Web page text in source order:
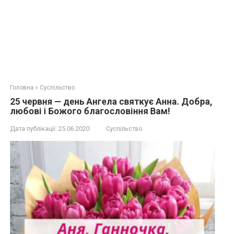
Головна » Суспільство
25 червня — день Ангела святкує Анна. Добра,
любові і Божого благословіння Вам!
Дата публікації: 25.06.2020 Суспільство